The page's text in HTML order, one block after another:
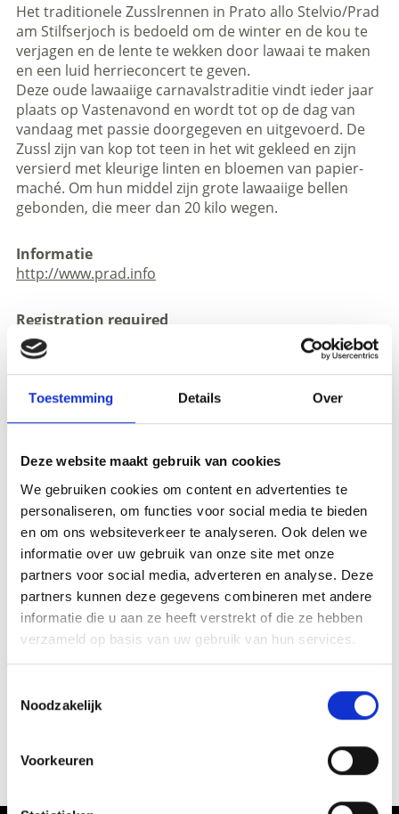
Toestemming Details Over
Deze website maakt gebruik van cookies
We gebruiken cookies om content en advertenties te
personaliseren, om functies voor social media te bieden
en om ons websiteverkeer te analyseren. Ook delen we
informatie over uw gebruik van onze site met onze
partners voor social media, adverteren en analyse. Deze
partners kunnen deze gegevens combineren met andere
informatie die u aan ze heeft verstrekt of die ze hebben
verzameld op basis van uw gebruik van hun services.
Noodzakelijk
Voorkeuren
Het traditionele Zusslrennen in Prato allo Stelvio/Prad
am Stilfserjoch is bedoeld om de winter en de kou te
verjagen en de lente te wekken door lawaai te maken
en een luid herrieconcert te geven.
Deze oude lawaaiige carnavalstraditie vindt ieder jaar
plaats op Vastenavond en wordt tot op de dag van
vandaag met passie doorgegeven en uitgevoerd. De
Zussl zijn van kop tot teen in het wit gekleed en zijn
versierd met kleurige linten en bloemen van papier-
maché. Om hun middel zijn grote lawaaiige bellen
gebonden, die meer dan 20 kilo wegen.
Informatie
http://www.prad.info
Registration required
Registratie:
Trefpunt:
Hauptplatz/Piazza principale in Prad/Prato
Plaats evenement
Hauptplatz/Piazza principale in Prad/Prato - Prato allo
Organisator
Tourismusverein Prad
Kreuzweg 4c
39026 Prad am Stilfserjoch
office@prad.info
www.prad.info
Tel.
+39 0473 616034